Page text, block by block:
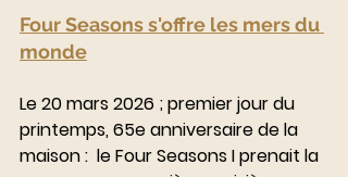
Four Seasons s'offre les mers du
monde
Le 20 mars 2026 ; premier jour du
printemps, 65e anniversaire de la
maison :  le Four Seasons I prenait la